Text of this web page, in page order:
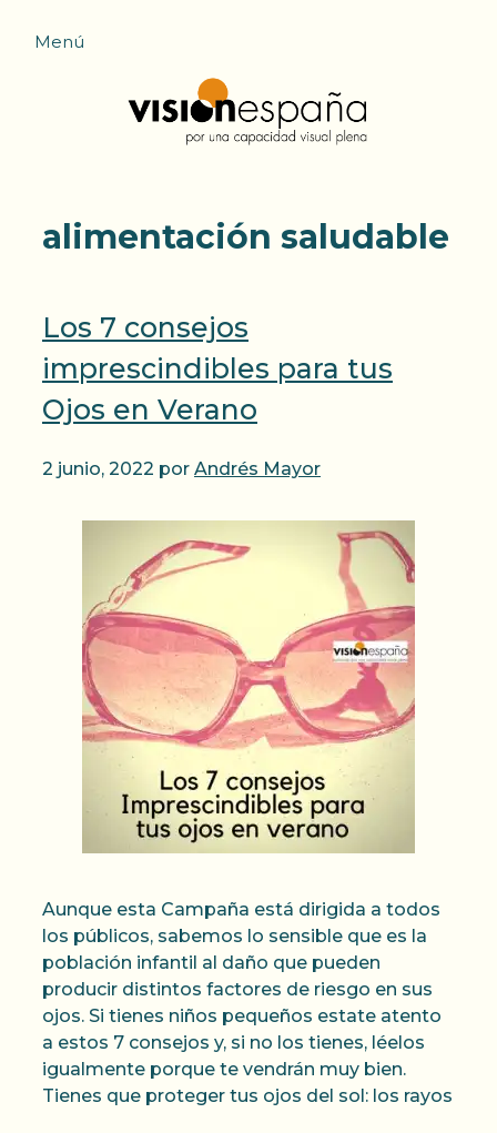
Menú
alimentación saludable
Los 7 consejos
imprescindibles para tus
Ojos en Verano
2 junio, 2022 por Andrés Mayor
Aunque esta Campaña está dirigida a todos
los públicos, sabemos lo sensible que es la
población infantil al daño que pueden
producir distintos factores de riesgo en sus
ojos. Si tienes niños pequeños estate atento
a estos 7 consejos y, si no los tienes, léelos
igualmente porque te vendrán muy bien.
Tienes que proteger tus ojos del sol: los rayos